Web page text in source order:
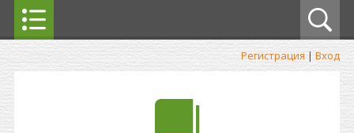
Регистрация | Вход